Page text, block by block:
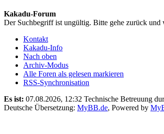
Kakadu-Forum
Der Suchbegriff ist ungültig. Bitte gehe zurück und
Kontakt
Kakadu-Info
Nach oben
Archiv-Modus
Alle Foren als gelesen markieren
RSS-Synchronisation
Es ist: 07.08.2026, 12:32 Technische Betreuung
Deutsche Übersetzung: MyBB.de, Powered by